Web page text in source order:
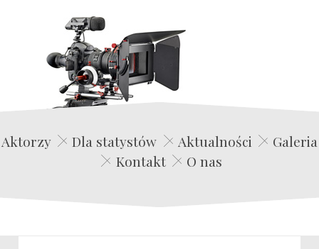
Edwin Film Agencja Aktorska
Aktorzy Dla statystów Aktualności
Galeria
Kontakt
O nas